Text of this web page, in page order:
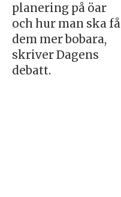
planering på öar
och hur man ska få
dem mer bobara,
skriver Dagens
debatt.